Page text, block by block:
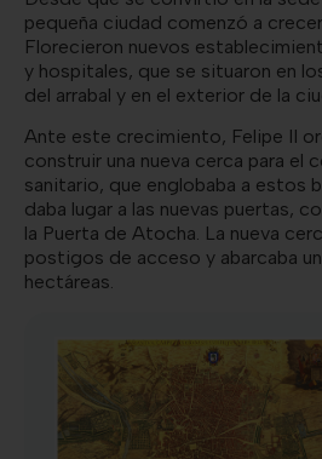
pequeña ciudad comenzó a
Florecieron nuevos
y hospitales, que se situaron en
del arrabal y en el exterior de la
Ante este crecimiento, Felipe II
construir una nueva cerca para el
sanitario, que englobaba a estos
daba lugar a las nuevas puertas,
la Puerta de Atocha. La nueva
postigos de acceso y abarcaba
hectáreas.